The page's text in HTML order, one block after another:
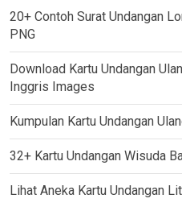
20+ Contoh Surat Undangan
PNG
Download Kartu Undangan
Inggris Images
Kumpulan Kartu Undangan
32+ Kartu Undangan Wisuda
Lihat Aneka Kartu Undangan